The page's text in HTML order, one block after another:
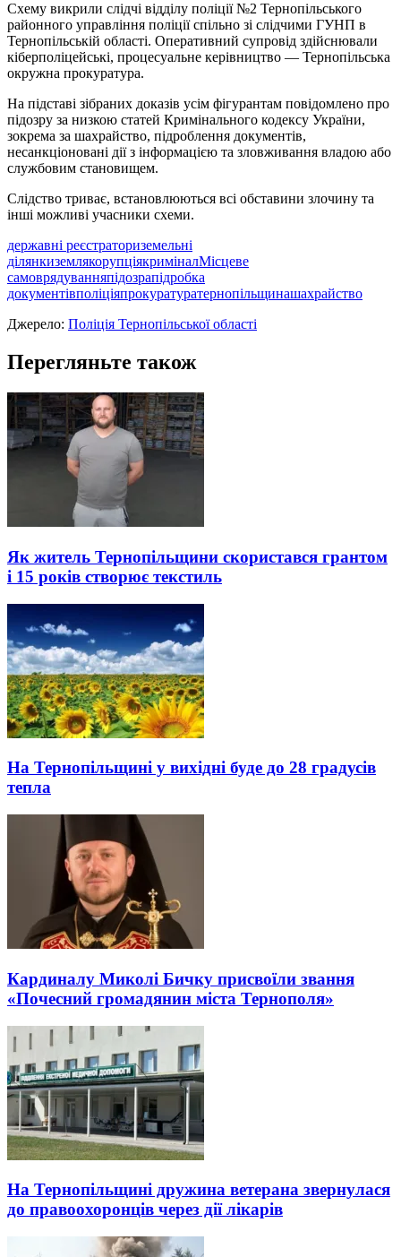
Схему викрили слідчі відділу поліції №2 Тернопільського
районного управління поліції спільно зі слідчими ГУНП в
Тернопільській області. Оперативний супровід здійснювали
кіберполіцейські, процесуальне керівництво — Тернопільська
окружна прокуратура.
На підставі зібраних доказів усім фігурантам повідомлено про
підозру за низкою статей Кримінального кодексу України,
зокрема за шахрайство, підроблення документів,
несанкціоновані дії з інформацією та зловживання владою або
службовим становищем.
Слідство триває, встановлюються всі обставини злочину та
інші можливі учасники схеми.
державні реєстраториземельні
ділянкиземлякорупціякриміналМісцеве
самоврядуванняпідозрапідробка
документівполіціяпрокуратуратернопільщинашахрайство
Джерело: Поліція Тернопільської області
Перегляньте також
Як житель Тернопільщини скористався грантом
і 15 років створює текстиль
На Тернопільщині у вихідні буде до 28 градусів
тепла
Кардиналу Миколі Бичку присвоїли звання
«Почесний громадянин міста Тернополя»
На Тернопільщині дружина ветерана звернулася
до правоохоронців через дії лікарів